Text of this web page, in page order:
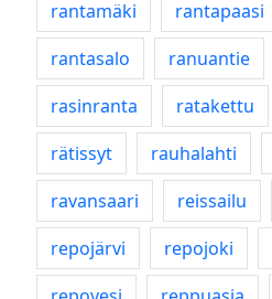
rantamäki
rantapaasi
rantasalo
ranuantie
rasinranta
ratakettu
rätissyt
rauhalahti
ravansaari
reissailu
repojärvi
repojoki